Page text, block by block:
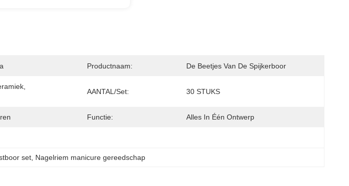
Productnaam: De Beetjes Van De Spijkerboor
AANTAL/set: 30 STUKS
Functie: Alles In Één Ontwerp
set Nagelriem manicure gereedschap